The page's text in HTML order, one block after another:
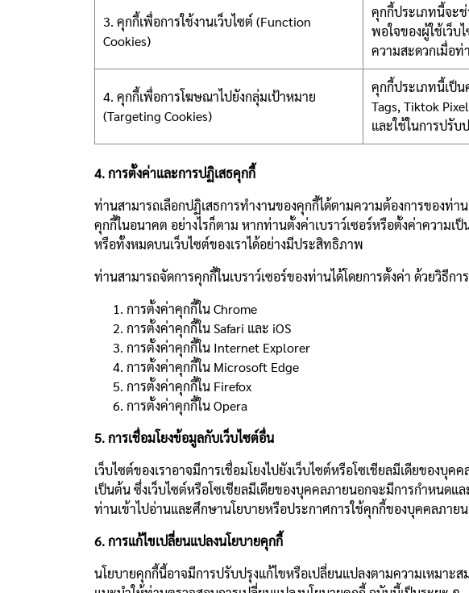
3. คุกกี้เพื่อการใช้งานเว็บไซต์ (Function
Cookies)
คุกกี้ประเภทนี้จะช่
พอใจของผู้ใช้เว็บ
ความสะดวกเมื่อท่
4. คุกกี้เพื่อการโฆษณาไปยังกลุ่มเป้าหมาย
(Targeting Cookies)
คุกกี้ประเภทนี้เป็น
Tags, Tiktok
และใช้ในการปรั
4. การตั้งค่าและการปฏิเสธคุกกี้
ท่านสามารถเลือกปฏิเสธการทำงานของคุกกี้ได้ตามความต้องการของท่า
คุกกี้ในอนาคต อย่างไรก็ตาม หากท่านตั้งค่าเบราว์เซอร์หรือตั้งค่าความ
หรือทั้งหมดบนเว็บไซต์ของเราได้อย่างมีประสิทธิภาพ
ท่านสามารถจัดการคุกกี้ในเบราว์เซอร์ของท่านได้โดยการตั้งค่า ด้วยวิธีกา
การตั้งค่าคุกกี้ในChrome
การตั้งค่าคุกกี้ในSafari และ iOS
การตั้งค่าคุกกี้ใน Internet Explorer
การตั้งค่าคุกกี้ใน Microsoft Edge
การตั้งค่าคุกกี้ใน Firefox
การตั้งค่าคุกกี้ในOpera
5. การเชื่อมโยงข้อมูลกับเว็บไซต์อื่น
เว็บไซต์ของเราอาจมีการเชื่อมโยงไปยังเว็บไซต์หรือโซเชียลมีเดียของบุ
เป็นต้น ซึ่งเว็บไซต์หรือโซเชียลมีเดียของบุคคลภายนอกจะมีการกำหนด
ท่านเข้าไปอ่านและศึกษานโยบายหรือประกาศการใช้คุกกี้ของบุคคลภาย
6. การแก้ไขเปลี่ยนแปลงนโยบายคุกกี้
นโยบายคุกกี้นี้อาจมีการปรับปรุงแก้ไขหรือเปลี่ยนแปลงตามความเหมาะ